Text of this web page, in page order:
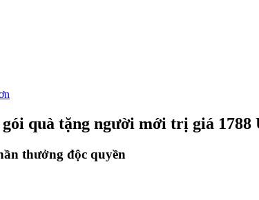
trị đều đặn
quà tặng người mới trị giá 1788
thưởng độc quyền